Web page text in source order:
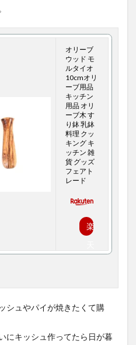
オリーブ
ウッド モ
ルタイオ
10cmオリ
ーブ用品
キッチン
用品 オリ
ーブ木 す
り鉢 乳鉢
料理 クッ
キング キ
ッチン 雑
貨 グッズ
フェアト
レード
楽
シュやパイが焼きたくて購
にキッシュ作ってたら日が暮